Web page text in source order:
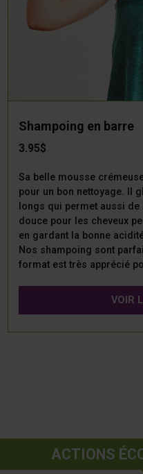
Shampoing en barre
3.95$
Sa belle mousse
pour un bon nettoyage. Il
longs qui permet aussi
douce pour les cheveux
en gardant la bonne
Nos shampoing sont
format est très apprécié
VOIR
ACTIONS